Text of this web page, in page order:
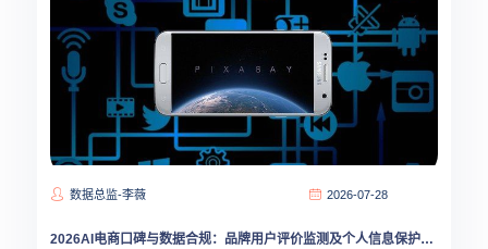
数据总监-李薇 2026-07-28
2026AI电商口碑与数据合规：品牌用户评价监测及个人信息保护新范式